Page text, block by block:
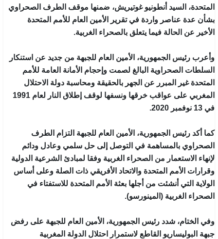
المتحدة، السيد أنطونيو غوتيريش، ضمنها موقف الطرف الصحراوي
بشأن عدة عناصر واردة في تقرير الأمين العام للأمم المتحدة
الأخير عن الحالة فيما يتعلق بالصحراء الغربية.
وأعرب رئيس الجمهورية، الأمين العام للجبهة من جديد عن استنكار
السلطات الصحراوية البالغ لصمت وإحجام الأمانة العامة للأمم
المتحدة غير المبرر عن الجهر بالحقيقة ومحاسبة دولة الاحتلال
المغربي على عواقب خرقها ونسفها لوقف إطلاق النار لعام 1991
في 13 نوفمبر 2020.
كما أكد رئيس الجمهورية، الأمين العام للجبهة التزام الطرف
الصحراوي بالمساهمة في التوصل إلى حل سلمي وعادل ودائم
لإنهاء الاستعمار من الصحراء الغربية وفقا لمبادئ الشرعية الدولية
وقرارات الأمم المتحدة والاتحاد الأفريقي ذات الصلة وعلى أساس
الولاية التي أنشئت من أجلها بعثة الأمم المتحدة للاستفتاء في
الصحراء الغربية (المينورسو).
وفي الختام، شدد رئيس الجمهورية، الأمين العام للجبهة على رفض
جبهة البوليساريو القاطع لاستمرار احتلال الدولة المغربية